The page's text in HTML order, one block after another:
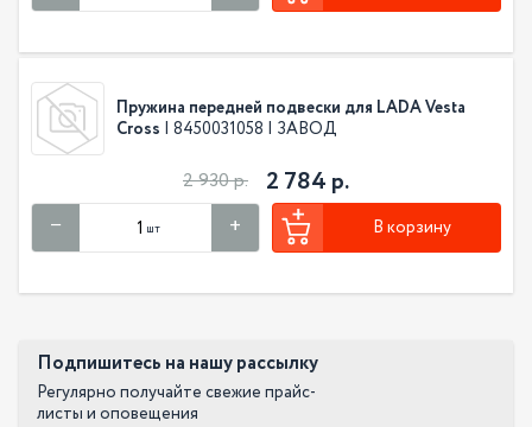
Пружина передней подвески для LADA Vesta
Cross | 8450031058 | ЗАВОД
2 930 р. 2 784 р.
шт В корзину
Подпишитесь на нашу рассылку
Регулярно получайте свежие прайс-
листы и оповещения